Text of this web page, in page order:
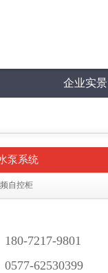
企业实景
泵系统
自控柜
7217-9801
62530399